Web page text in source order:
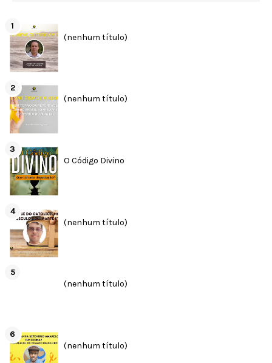
(nenhum título)
(nenhum título)
O Código Divino
(nenhum título)
(nenhum título)
(nenhum título)